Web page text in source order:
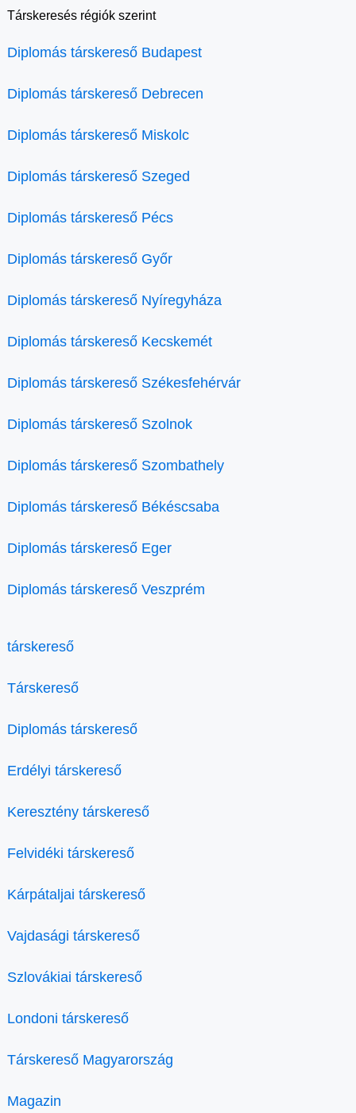
Társkeresés régiók szerint
Diplomás társkereső Budapest
Diplomás társkereső Debrecen
Diplomás társkereső Miskolc
Diplomás társkereső Szeged
Diplomás társkereső Pécs
Diplomás társkereső Győr
Diplomás társkereső Nyíregyháza
Diplomás társkereső Kecskemét
Diplomás társkereső Székesfehérvár
Diplomás társkereső Szolnok
Diplomás társkereső Szombathely
Diplomás társkereső Békéscsaba
Diplomás társkereső Eger
Diplomás társkereső Veszprém
társkereső
Társkereső
Diplomás társkereső
Erdélyi társkereső
Keresztény társkereső
Felvidéki társkereső
Kárpátaljai társkereső
Vajdasági társkereső
Szlovákiai társkereső
Londoni társkereső
Társkereső Magyarország
Magazin